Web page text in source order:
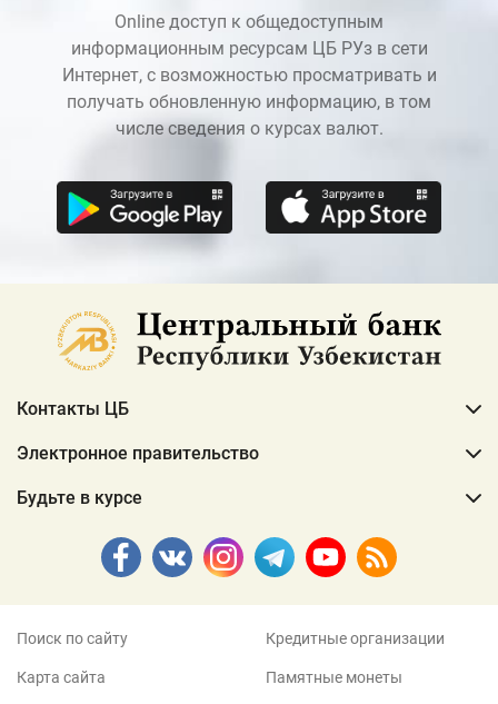
Online доступ к общедоступным
информационным ресурсам ЦБ РУз в сети
Интернет, с возможностью просматривать и
получать обновленную информацию, в том
числе сведения о курсах валют.
Контакты ЦБ
Электронное правительство
Будьте в курсе
Поиск по сайту
Карта сайта
Кредитные организации
Памятные монеты